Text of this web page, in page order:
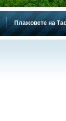
Плажовете на